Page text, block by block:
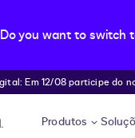
Do you want to switch
Em 12/08 participe do
Produtos